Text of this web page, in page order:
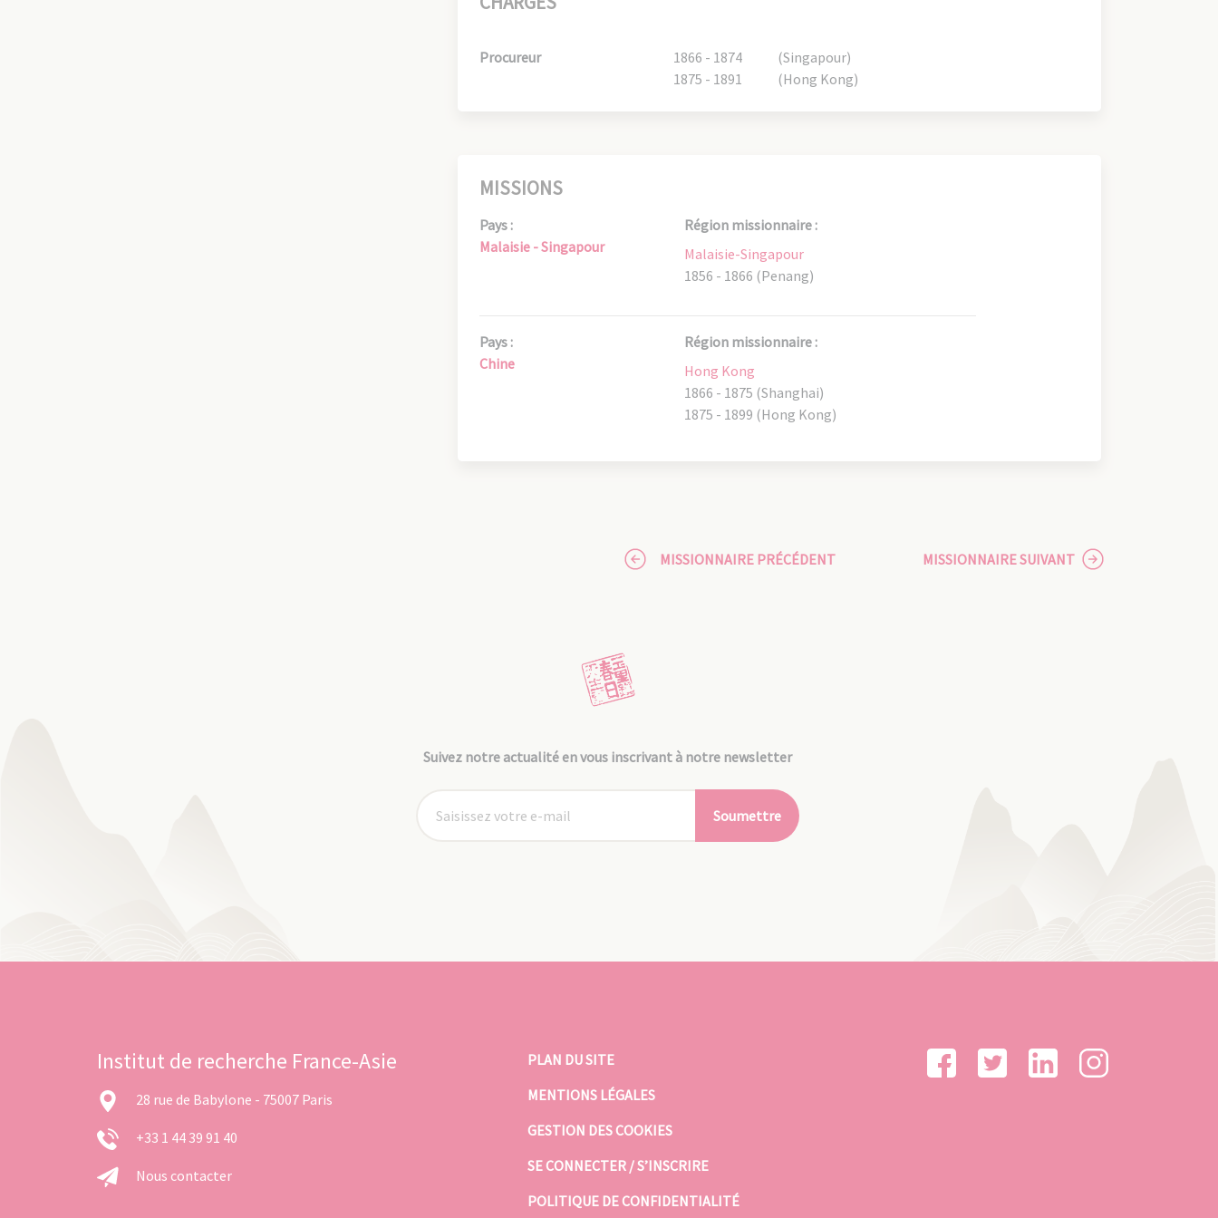
Procureur 1866 - 1874
(Singapour)
1875 - 1891
(Hong Kong)
MISSIONS
Pays :
Malaisie - Singapour
Région missionnaire :
Malaisie-Singapour
1856 - 1866 (Penang)
Pays :
Chine
Région missionnaire :
Hong Kong
1866 - 1875 (Shanghai)
1875 - 1899 (Hong Kong)
MISSIONNAIRE PRÉCÉDENT MISSIONNAIRE SUIVANT
Suivez notre actualité en vous inscrivant à notre newsletter
Soumettre
Institut de recherche France-Asie
28 rue de Babylone - 75007 Paris
+33 1 44 39 91 40
Nous contacter
PLAN DU SITE
MENTIONS LÉGALES
GESTION DES COOKIES
SE CONNECTER / S’INSCRIRE
POLITIQUE DE CONFIDENTIALITÉ